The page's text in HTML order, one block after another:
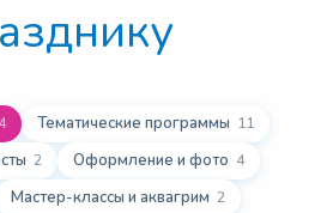
4 Тематические программы 11
2 Оформление и фото 4
Мастер-классы и аквагрим 2